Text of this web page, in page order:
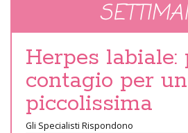
Herpes labiale:
contagio per
piccolissima
Gli Specialisti Rispondono